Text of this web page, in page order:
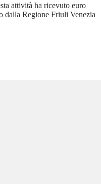
attività ha ricevuto euro
dalla Regione Friuli Venezia